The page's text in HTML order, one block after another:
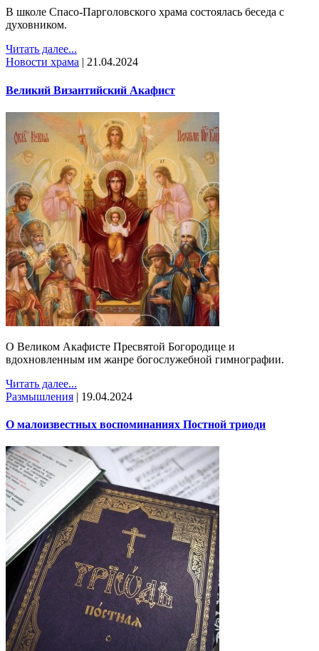
В школе Спасо-Парголовского храма состоялась беседа с
духовником.
Читать далее...
Новости храма | 21.04.2024
Великий Византийский Акафист
О Великом Акафисте Пресвятой Богородице и
вдохновленным им жанре богослужебной гимнографии.
Читать далее...
Размышления | 19.04.2024
О малоизвестных воспоминаниях Постной триоди